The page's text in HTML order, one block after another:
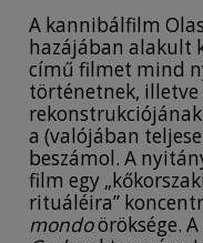
A kannibálfilm
hazájában alakult
című filmet mind
történetnek, illetve
a (valójában
beszámol. A
film egy
rituáléira”
mondoöröksége. A